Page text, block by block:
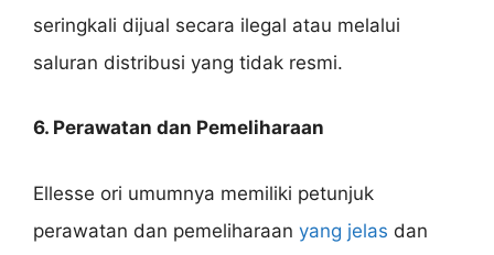
seringkali dijual secara ilegal atau melalui
saluran distribusi yang tidak resmi.
6. Perawatan dan Pemeliharaan
Ellesse ori umumnya memiliki petunjuk
perawatan dan pemeliharaan yang jelas dan